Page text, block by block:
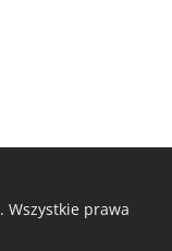
. Wszystkie prawa